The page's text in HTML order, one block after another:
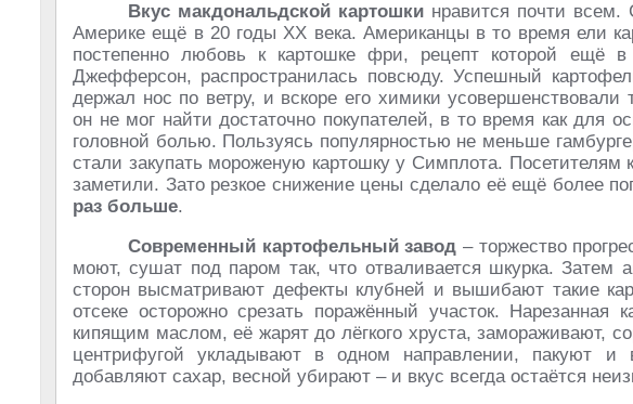
Вкус макдональдской картошки нравится почти всем.
Америке ещё в 20 годы ХХ века. Американцы в то время ели
постепенно любовь к картошке фри, рецепт которой ещё
Джефферсон, распространилась повсюду. Успешный
держал нос по ветру, и вскоре его химики
он не мог найти достаточно покупателей, в то время как для
головной болью. Пользуясь популярностью не меньше
стали закупать мороженую картошку у Симплота. Посетителям
заметили. Зато резкое снижение цены сделало её ещё более
раз больше.
Современный картофельный завод – торжество
моют, сушат под паром так, что отваливается шкурка. Затем
сторон высматривают дефекты клубней и вышибают такие
отсеке осторожно срезать поражённый участок. Нарезанная
кипящим маслом, её жарят до лёгкого хруста, замораживают,
центрифугой укладывают в одном направлении, пакуют и
добавляют сахар, весной убирают – и вкус всегда остаётся